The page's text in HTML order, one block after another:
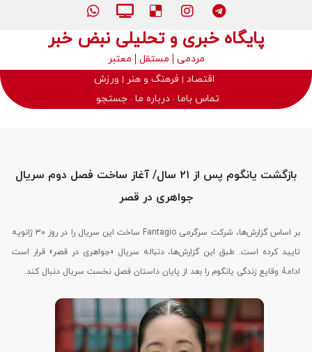
پایگاه خبری و تحلیلی نبض خبر
مردمی مستقل
معتبر
اقتصاد
فرهنگ و هنر
ورزش
تماس باما درباره ما جستجو
بازگشت یانگوم پس از ۲۱ سال/ آغاز ساخت فصل دوم سریال
جواهری در قصر
بر اساس گزارش‌ها، شرکت سرگرمی Fantagio ساخت این سریال را در روز ۳۰ ژانویه
تایید کرده است. طبق این گزارش‌ها، دنباله سریال «جواهری در قصر» قرار است
ادامۀ وقایع زندگی یانگوم را بعد از پایان داستان فصل نخست سریال دنبال کند.